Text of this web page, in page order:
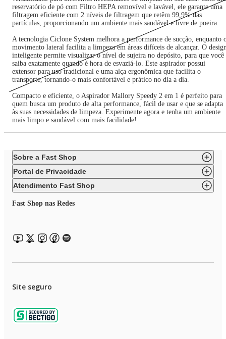
reservatório de pó com Filtro HEPA removível e lavável, ele garante uma
filtragem eficiente com 2 níveis de filtragem que retêm 99,9% das
partículas, proporcionando um ambiente mais saudável e livre de poeira.
A tecnologia Ciclone System melhora a performance de sucção, enquanto
movimento lateral facilita a limpeza em áreas difíceis de alcançar. O
inteligente permite visualizar o nível de sujeira no depósito, para que você
saiba exatamente quando é hora de esvaziá-lo. Este aspirador possui
extensor para uso tradicional e uma alça ergonômica que facilita o
transporte, tornando-o mais confortável e prático no dia a dia.
Compacto e eficiente, o Aspirador Mallory Speedy 2 em 1 é perfeito para
quem busca um produto de alta performance, fácil de usar e que se adapta
às suas necessidades de limpeza. Experimente agora e tenha um ambiente
mais limpo e saudável com mais facilidade!
Sobre a Fast Shop
Portal de Privacidade
Atendimento Fast Shop
Fast Shop nas Redes
Site seguro